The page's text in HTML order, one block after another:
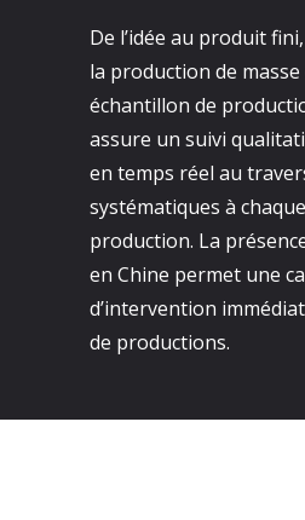
De l’idée au produit
la production de masse
échantillon de
assure un suivi
en temps réel au
systématiques à
production. La
en Chine permet une
d’intervention
de productions.